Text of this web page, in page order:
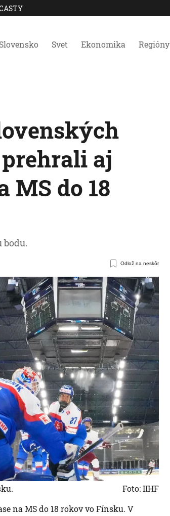
Slovensko Svet Ekonomika Regióny
aj
MS do 18
bodu.
Odlož na neskôr
Foto: IIHF
na MS do 18 rokov vo Fínsku. V